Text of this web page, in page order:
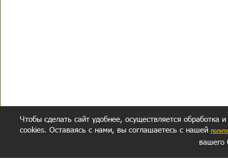
Чтобы сделать сайт удобнее, осуществляется обработка
cookies. Оставаясь с нами, вы соглашаетесь с нашей
вашего